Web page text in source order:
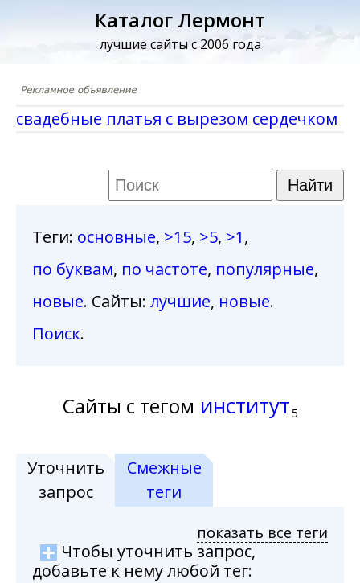
Каталог Лермонт
лучшие сайты с 2006 года
свадебные платья с вырезом сердечком
Теги: основные, >15, >5, >1,
по буквам, по частоте, популярные,
новые. Сайты: лучшие, новые.
Поиск.
Сайты с тегом институт5
Уточнить
запрос
Смежные
теги
показать все теги
Чтобы уточнить запрос,
добавьте к нему любой тег: